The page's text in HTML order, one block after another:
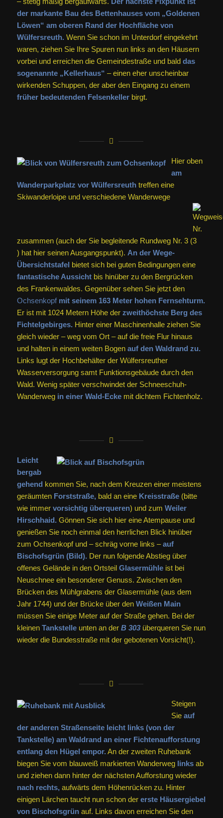
der markante Bau des Bettenhauses vom „Goldenen
Löwen“ am oberen Rand der Hochfläche von
Wülfersreuth. Wenn Sie schon im Unterdorf eingekehrt
waren, ziehen Sie Ihre Spuren nun links an den Häusern
vorbei und erreichen die Gemeindestraße und bald das
sogenannte „Kellerhaus“ – einen eher unscheinbar
wirkenden Schuppen, der aber den Eingang zu einem
früher bedeutenden Felsenkellerbirgt.
Hier oben
am
Wanderparkplatz vor Wülfersreuthtreffen eine
Skiwanderloipe und verschiedene Wanderwege
zusammen (auch der Sie begleitende Rundweg Nr. 3 (
) hat hier seinen Ausgangspunkt). An der Wege-
Übersichtstafel bietet sich bei guten Bedingungen eine
fantastische Aussichtbis hinüber zu den Bergrücken
des Frankenwaldes. Gegenüber sehen Sie jetzt den
Ochsenkopfmit seinem 163 Meter hohen Fernsehturm.
Er ist mit 1024 Metern Höhe der zweithöchste Berg des
Fichtelgebirges. Hinter einer Maschinenhalle ziehen Sie
gleich wieder – weg vom Ort – auf die freie Flur hinaus
und halten in einem weiten Bogen auf den Waldrand zu.
Links lugt der Hochbehälter der Wülfersreuther
Wasserversorgung samt Funktionsgebäude durch den
Wald. Wenig später verschwindet der Schneeschuh-
Wanderweg in einer Wald-Eckemit dichtem Fichtenholz.
Leicht
bergab
gehend kommen Sie, nach dem Kreuzen einer meistens
geräumten Forststraße,bald an eine Kreisstraße(bitte
wie immer vorsichtig überqueren) und zum Weiler
Hirschhaid. Gönnen Sie sich hier eine Atempause und
genießen Sie noch einmal den herrlichen Blick hinüber
zum Ochsenkopf und – schräg vorne links –auf
Bischofsgrün (Bild). Der nun folgende Abstieg über
offenes Gelände in den Ortsteil Glasermühleist bei
Neuschnee ein besonderer Genuss. Zwischen den
Brücken des Mühlgrabens der Glasermühle (aus dem
Jahr 1744) und der Brücke über den Weißen Main
müssen Sie einige Meter auf der Straße gehen. Bei der
kleinen Tankstelleunten an der B 303überqueren Sie nun
wieder die Bundesstraße mit der gebotenen Vorsicht(!).
Steigen
Sie auf
der anderen Straßenseite leicht links (von der
Tankstelle) am Waldrand an einer Fichtenaufforstung
entlang den Hügel empor. An der zweiten Ruhebank
biegen Sie vom blauweiß markierten Wanderweg linksab
und ziehen dann hinter der nächsten Aufforstung wieder
nach rechts,aufwärts dem Höhenrücken zu. Hinter
einigen Lärchen taucht nun schon der erste Häusergiebel
von Bischofsgrünauf. Links davon erreichen Sie den